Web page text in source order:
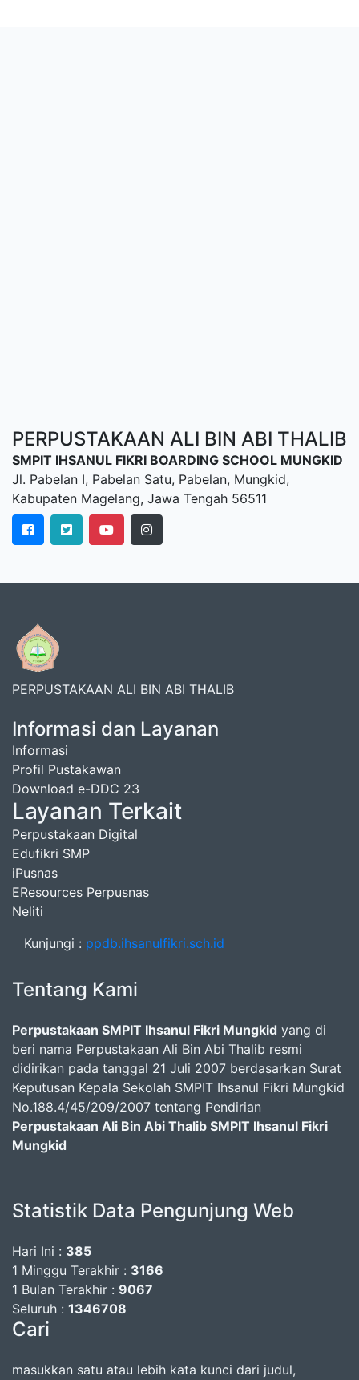
PERPUSTAKAAN ALI BIN ABI THALIB
SMPIT IHSANUL FIKRI BOARDING SCHOOL MUNGKID
Jl. Pabelan I, Pabelan Satu, Pabelan, Mungkid,
Kabupaten Magelang, Jawa Tengah 56511
PERPUSTAKAAN ALI BIN ABI THALIB
Informasi dan Layanan
Informasi
Profil Pustakawan
Download e-DDC 23
Layanan Terkait
Perpustakaan Digital
Edufikri SMP
iPusnas
EResources Perpusnas
Neliti
Kunjungi : ppdb.ihsanulfikri.sch.id
Tentang Kami
Perpustakaan SMPIT Ihsanul Fikri Mungkid yang di
beri nama Perpustakaan Ali Bin Abi Thalib resmi
didirikan pada tanggal 21 Juli 2007 berdasarkan Surat
Keputusan Kepala Sekolah SMPIT Ihsanul Fikri Mungkid
No.188.4/45/209/2007 tentang Pendirian
Perpustakaan Ali Bin Abi Thalib SMPIT Ihsanul Fikri
Mungkid
Statistik Data Pengunjung Web
Hari Ini : 385
1 Minggu Terakhir : 3166
1 Bulan Terakhir : 9067
Seluruh : 1346708
Cari
masukkan satu atau lebih kata kunci dari judul,